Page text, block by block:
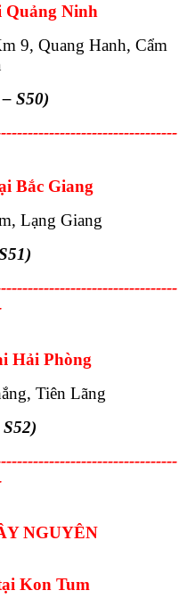
Quảng Ninh
9, Quang Hanh, Cẩm
– S50)
Bắc Giang
Lạng Giang
)
Hải Phòng
Tiên Lãng
)
NGUYÊN
Kon Tum